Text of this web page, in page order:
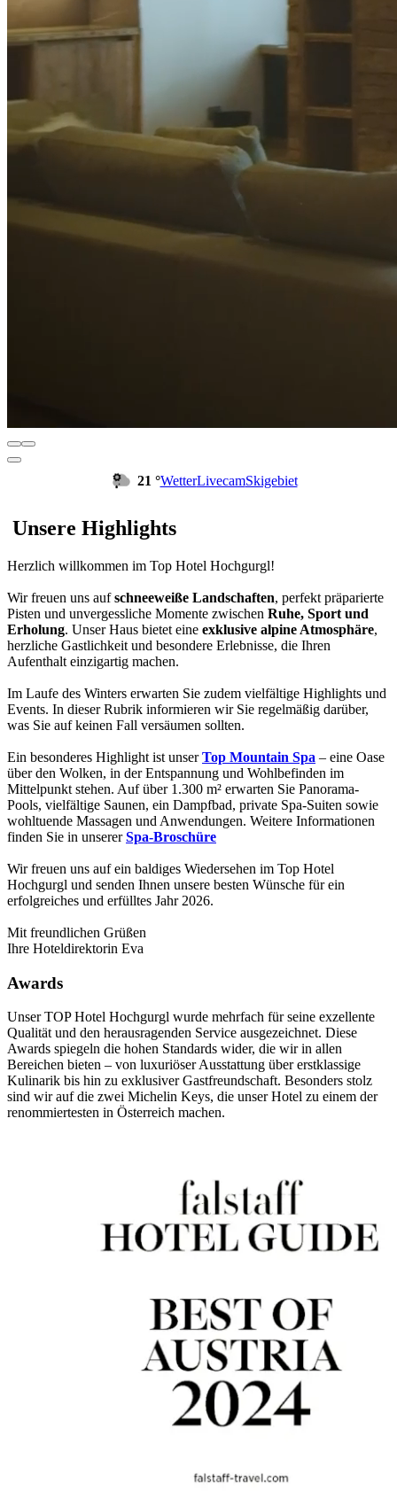
21 °WetterLivecamSkigebiet
Unsere Highlights
Herzlich willkommen im Top Hotel Hochgurgl!
Wir freuen uns aufschneeweiße Landschaften, perfekt präparierte
Pisten und unvergessliche Momente zwischen Ruhe, Sport und
Erholung. Unser Haus bietet eine exklusive alpine Atmosphäre,
herzliche Gastlichkeit und besondere Erlebnisse, die Ihren
Aufenthalt einzigartig machen.
Im Laufe des Winters erwarten Sie zudem vielfältige Highlights und
Events. In dieser Rubrik informieren wir Sie regelmäßig darüber,
was Sie auf keinen Fall versäumen sollten.
Ein besonderes Highlight ist unserTop Mountain Spa – eine Oase
über den Wolken, in der Entspannung und Wohlbefinden im
Mittelpunkt stehen. Auf über 1.300 m² erwarten Sie Panorama-
Pools, vielfältige Saunen, ein Dampfbad, private Spa-Suiten sowie
wohltuende Massagen und Anwendungen. Weitere Informationen
finden Sie in unsererSpa-Broschüre
Wir freuen uns auf ein baldiges Wiedersehen im Top Hotel
Hochgurgl und senden Ihnen unsere besten Wünsche für ein
erfolgreiches und erfülltes Jahr 2026.
Mit freundlichen Grüßen
Ihre Hoteldirektorin Eva
Awards
Unser TOP Hotel Hochgurgl wurde mehrfach für seine exzellente
Qualität und den herausragenden Service ausgezeichnet. Diese
Awards spiegeln die hohen Standards wider, die wir in allen
Bereichen bieten – von luxuriöser Ausstattung über erstklassige
Kulinarik bis hin zu exklusiver Gastfreundschaft. Besonders stolz
sind wir auf die zwei Michelin Keys, die unser Hotel zu einem der
renommiertesten in Österreich machen.